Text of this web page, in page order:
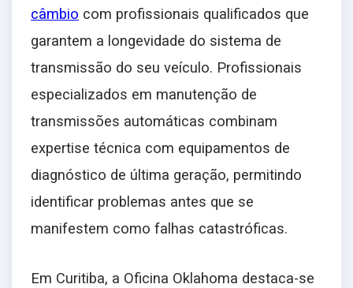
câmbio com profissionais qualificados que
garantem a longevidade do sistema de
transmissão do seu veículo. Profissionais
especializados em manutenção de
transmissões automáticas combinam
expertise técnica com equipamentos de
diagnóstico de última geração, permitindo
identificar problemas antes que se
manifestem como falhas catastróficas.
Em Curitiba, a Oficina Oklahoma destaca-se